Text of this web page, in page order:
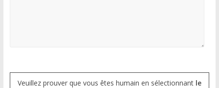
Veuillez prouver que vous êtes humain en sélectionnantle